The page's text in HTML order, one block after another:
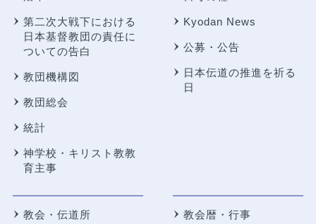
第二次大戦下における
日本基督教団の責任に
ついての告白
教団機構図
教団総会
統計
神学校・キリスト教教
育主事
Kyodan News
公募・公告
日本伝道の推進を祈る
日
教会・伝道所 教会暦・行事